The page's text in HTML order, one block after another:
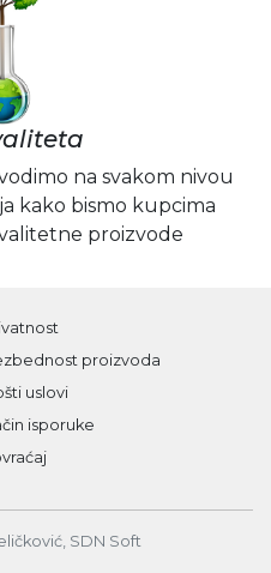
na svakom nivou
kako bismo kupcima
proizvode
proizvoda
uslovi
isporuke
SDN Soft